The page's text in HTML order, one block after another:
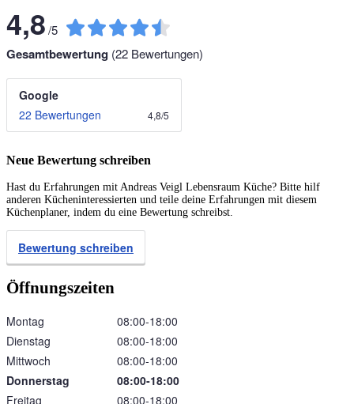
4,8/5
Gesamtbewertung (22 Bewertungen)
Google
22 Bewertungen
4,8/5
Neue Bewertung schreiben
Hast du Erfahrungen mit Andreas Veigl Lebensraum Küche? Bitte hilf
anderen Kücheninteressierten und teile deine Erfahrungen mit diesem
Küchenplaner, indem du eine Bewertung schreibst.
Bewertung schreiben
Öffnungszeiten
Montag
08:00‑18:00
Dienstag
08:00‑18:00
Mittwoch
08:00‑18:00
Donnerstag
08:00‑18:00
Freitag
08:00‑18:00